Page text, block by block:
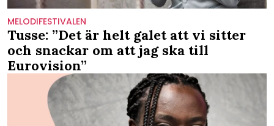
MELODIFESTIVALEN
Tusse: ”Det är helt galet att vi sitter
och snackar om att jag ska till
Eurovision”